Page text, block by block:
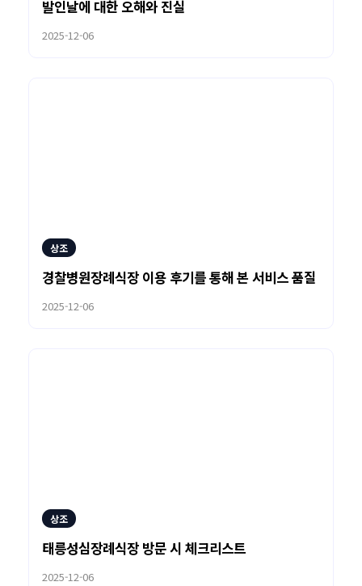
발인날에 대한 오해와 진실
2025-12-06
상조
경찰병원장례식장 이용 후기를 통해 본 서비스 품질
2025-12-06
상조
태릉성심장례식장 방문 시 체크리스트
2025-12-06